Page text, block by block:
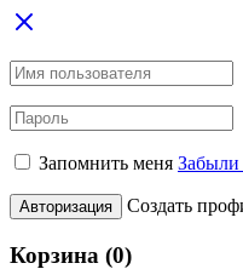
Запомнить меня Забыли
Авторизация Создать
Корзина (0)